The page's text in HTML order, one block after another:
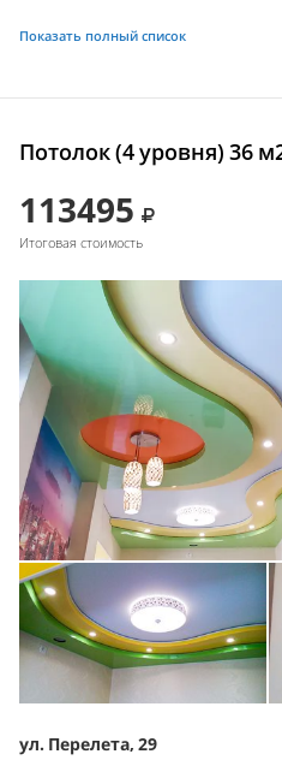
Показать полный список
Потолок (4 уровня) 36
113495
Итоговая стоимость
ул. Перелета, 29